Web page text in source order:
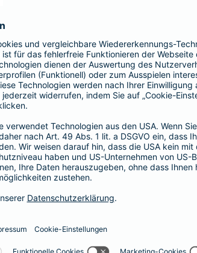
den Schutz der individuellen Beihilfe
sich mit optimalen Leistungen
Link Opens in New Tab